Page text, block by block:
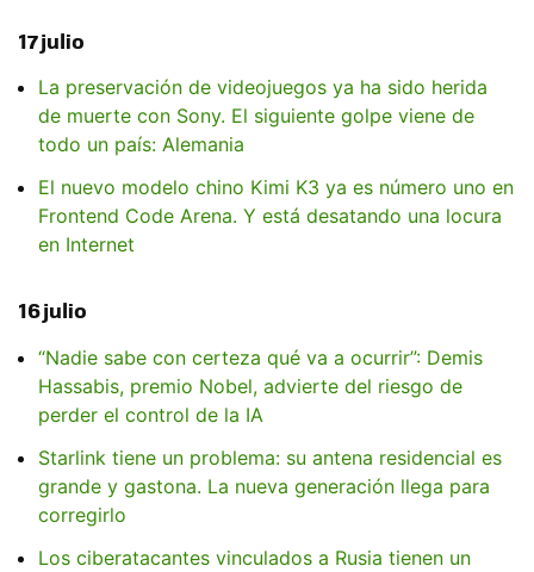
17 julio
La preservación de videojuegos ya ha sido herida
de muerte con Sony. El siguiente golpe viene de
todo un país: Alemania
El nuevo modelo chino Kimi K3 ya es número uno en
Frontend Code Arena. Y está desatando una locura
en Internet
16 julio
“Nadie sabe con certeza qué va a ocurrir”: Demis
Hassabis, premio Nobel, advierte del riesgo de
perder el control de la IA
Starlink tiene un problema: su antena residencial es
grande y gastona. La nueva generación llega para
corregirlo
Los ciberatacantes vinculados a Rusia tienen un